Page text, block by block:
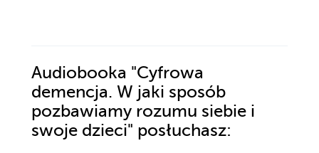
Audiobooka "Cyfrowa
demencja. W jaki sposób
pozbawiamy rozumu siebie i
swoje dzieci" posłuchasz: